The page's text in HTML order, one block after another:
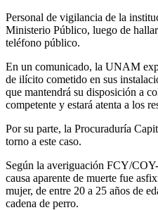
Personal de vigilancia de la
Ministerio Público, luego de
teléfono público.
En un comunicado, la UNAM
de ilícito cometido en sus
que mantendrá su disposición a
competente y estará atenta a los
Por su parte, la Procuraduría
torno a este caso.
Según la averiguación FCY/
causa aparente de muerte fue
mujer, de entre 20 a 25 años de
cadena de perro.